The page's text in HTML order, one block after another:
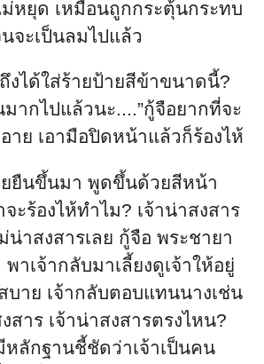
ม่หยุด เหมือนถูกกระตุ้นกระทบ
จะเป็นลมไปแล้ว
ถึงได้ใส่ร้ายป้ายสีข้าขนาดนี้?
ากไปแล้วนะ....”กู้จือยากที่จะ
าย เอามือปิดหน้าแล้วก็ร้องไห้
ยืนขึ้นมา พูดขึ้นด้วยสีหน้า
จะร้องไห้ทำไม? เจ้าน่าสงสาร
น่าสงสารเลย กู้จือ พระชายา
พาเจ้ากลับมาเลี้ยงดูเจ้าให้อยู่
บาย เจ้ากลับตอบแทนนางเช่น
สาร เจ้าน่าสงสารตรงไหน?
หลักฐานชี้ชัดว่าเจ้าเป็นคน